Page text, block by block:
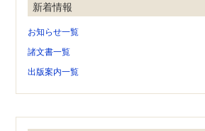
新着情報
お知らせ一覧
諸文書一覧
出版案内一覧